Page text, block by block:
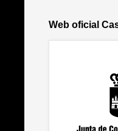
Web oficial